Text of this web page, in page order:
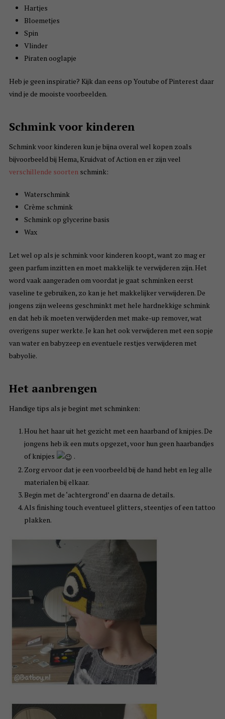
Hartjes
Bloemetjes
Spin
Vlinder
Piraten ooglapje
Heb je geen inspiratie? Kijk dan eens op Youtube of Pinterest daar
vind je de mooiste voorbeelden.
Schmink voor kinderen
Schmink voor kinderen kun je bijna overal wel kopen zoals
bijvoorbeeld bij Hema, Kruidvat of Action en er zijn veel
verschillende soortenschmink:
Waterschmink
Crème schmink
Schmink op glycerine basis
Wax
Let wel op als je schmink voor kinderen koopt, want zo mag er
geen parfum inzitten en moet makkelijk te verwijderen zijn. Het
word vaak aangeraden om voordat je gaat schminken eerst
vaseline te gebruiken, zo kan je het makkelijker verwijderen. De
jongens zijn weleens geschminkt met hele hardnekkige schmink
en dat heb ik moeten verwijderden met make-up remover, wat
overigens super werkte. Je kan het ook verwijderen met een sopje
van water en babyzeep en eventuele restjes verwijderen met
babyolie.
Het aanbrengen
Handige tips als je begint met schminken:
Hou het haar uit het gezicht met een haarband of knipjes. De
jongens heb ik een muts opgezet, voor hun geen haarbandjes
of knipjes
.
Zorg ervoor dat je een voorbeeld bij de hand hebt en leg alle
materialen bij elkaar.
Begin met de ‘achtergrond’ en daarna de details.
Als finishing touch eventueel glitters, steentjes of een tattoo
plakken.